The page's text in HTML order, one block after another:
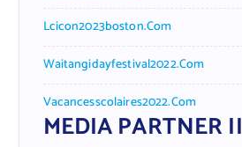
Lcicon2023boston.com
Waitangidayfestival2022.com
Vacancesscolaires2022.com
MEDIA PARTNER II